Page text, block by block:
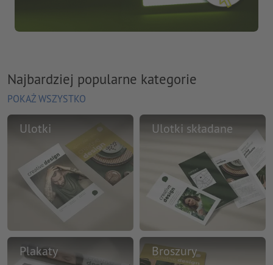
Najbardziej popularne kategorie
POKAŻ WSZYSTKO
Ulotki Ulotki składane
Plakaty Broszury